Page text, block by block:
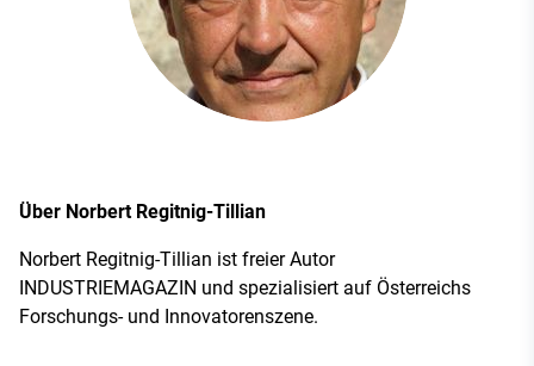
Über Norbert Regitnig-Tillian
Norbert Regitnig-Tillian ist freier Autor
INDUSTRIEMAGAZIN und spezialisiert auf Österreichs
Forschungs- und Innovatorenszene.